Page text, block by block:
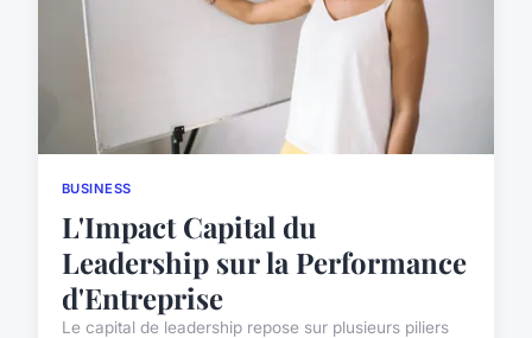
BUSINESS
L'Impact Capital du
Leadership sur la Performance
d'Entreprise
Le capital de leadership repose sur plusieurs piliers